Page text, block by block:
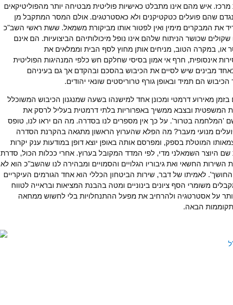
מרכז. איש מהם אינו מתבלט כאישיות פוליטית מבטיחה יותר מהפוליטיקאים
שהם פועלים כטקטיקנים ולא כאסטרטגים. אולם המסר המתקבל מן
את המבקרים מימין ואין לפטור אותו מביקורת משמאל. ששת ראשי השב"כ
שכושר הניתוח שלהם אינו נופל מיכולותיהם הביצועיות. הם אינם
או, במקרה הטוב, מניחים אותן מחוץ לסף הבית וממלאים את
אינסופית, חרף אי אמון בסיסי שחלקם חש כלפי המנהיגות הפוליטית
מבינים שיש לסיים את הכיבוש בהסכם ובהקדם אך גם בעיניהם
הם תמיד ובאופן גורף טרוריסטים שונאי יהודים.
מאירוע דרמטי ומכונן אחד למישנהו בשעה שמנגנון הכיבוש המשוכלל
ובצבא ממשיך באפרוריות בלתי דרמטית בעליל לרסק את
'המלחמה בטרור'. על כך אין מספרים לנו בסדרה. מה הם יראו לנו, טופס
מנועי מעבר? מה הפלא שהערוץ הראשון מתגאה בהקרנת הסדרה
המוטלת בספק, ומפרסם אותה באופן יוצא דופן במודעות ענק יקרות
היוצר השמאלני מדי, לפי המדד המקובל בערוץ. אחרי ככלות הכול, סדרת
החשאי ואת גיבוריו הגלויים והסמויים ומבהירה לנו שהשב"כ הוא לא
לאמיתו של דבר, שירות הביטחון הכללי הוא אחד הגורמים העיקריים
משומרי הסף ציונים בינוניים ומטה בהבנת המציאות ובראייה לטווח
על אסטרטגיה ולהרחיב את מפעל ההתנחלויות בלי לחשוש ממחאה
הבאה.